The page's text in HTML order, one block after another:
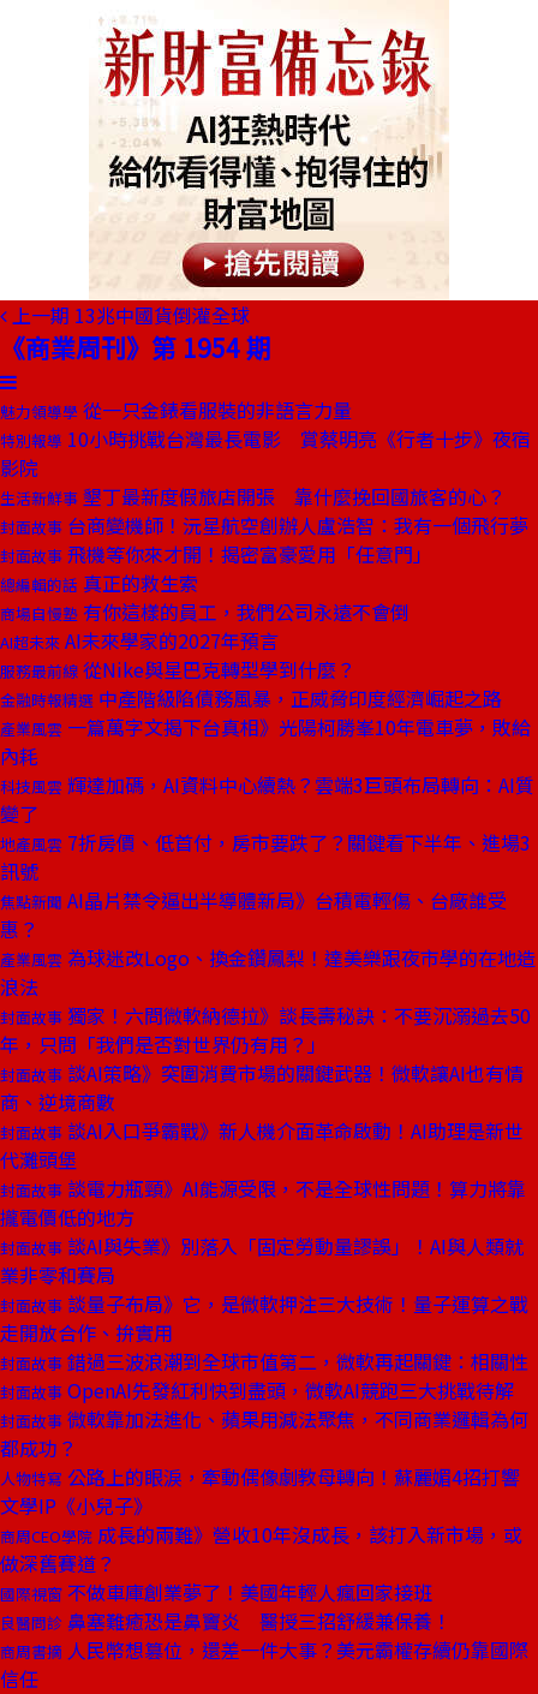
上一期 13兆中國貨倒灌全球
《商業周刊》第 1954 期
魅力領導學 從一只金錶看服裝的非語言力量
特別報導 10小時挑戰台灣最長電影 賞蔡明亮《行者十步》夜宿
影院
生活新鮮事 墾丁最新度假旅店開張 靠什麼挽回國旅客的心？
封面故事 台商變機師！沅星航空創辦人盧浩智：我有一個飛行夢
封面故事 飛機等你來才開！揭密富豪愛用「任意門」
總編輯的話 真正的救生索
商場自慢塾 有你這樣的員工，我們公司永遠不會倒
AI超未來 AI未來學家的2027年預言
服務最前線 從Nike與星巴克轉型學到什麼？
金融時報精選 中產階級陷債務風暴，正威脅印度經濟崛起之路
產業風雲 一篇萬字文揭下台真相》光陽柯勝峯10年電車夢，敗給
內耗
科技風雲 輝達加碼，AI資料中心續熱？雲端3巨頭布局轉向：AI質
變了
地產風雲 7折房價、低首付，房市要跌了？關鍵看下半年、進場3
訊號
焦點新聞 AI晶片禁令逼出半導體新局》台積電輕傷、台廠誰受
惠？
產業風雲 為球迷改Logo、換金鑽鳳梨！達美樂跟夜市學的在地造
浪法
封面故事 獨家！六問微軟納德拉》談長壽秘訣：不要沉溺過去50
年，只問「我們是否對世界仍有用？」
封面故事 談AI策略》突圍消費市場的關鍵武器！微軟讓AI也有情
商、逆境商數
封面故事 談AI入口爭霸戰》新人機介面革命啟動！AI助理是新世
代灘頭堡
封面故事 談電力瓶頸》AI能源受限，不是全球性問題！算力將靠
攏電價低的地方
封面故事 談AI與失業》別落入「固定勞動量謬誤」！AI與人類就
業非零和賽局
封面故事 談量子布局》它，是微軟押注三大技術！量子運算之戰
走開放合作、拚實用
封面故事 錯過三波浪潮到全球市值第二，微軟再起關鍵：相關性
封面故事 OpenAI先發紅利快到盡頭，微軟AI競跑三大挑戰待解
封面故事 微軟靠加法進化、蘋果用減法聚焦，不同商業邏輯為何
都成功？
人物特寫 公路上的眼淚，牽動偶像劇教母轉向！蘇麗媚4招打響
文學IP《小兒子》
商周CEO學院 成長的兩難》營收10年沒成長，該打入新市場，或
做深舊賽道？
國際視窗 不做車庫創業夢了！美國年輕人瘋回家接班
良醫問診 鼻塞難癒恐是鼻竇炎 醫授三招舒緩兼保養！
商周書摘 人民幣想篡位，還差一件大事？美元霸權存續仍靠國際
信任